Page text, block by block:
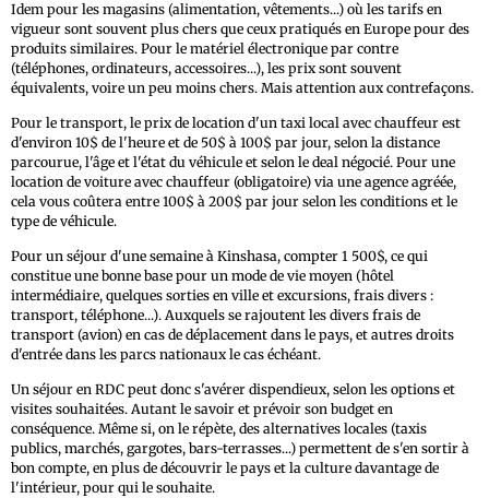
Idem pour les magasins (alimentation, vêtements...) où les tarifs en
vigueur sont souvent plus chers que ceux pratiqués en Europe pour des
produits similaires. Pour le matériel électronique par contre
(téléphones, ordinateurs, accessoires...), les prix sont souvent
équivalents, voire un peu moins chers. Mais attention aux contrefaçons.
Pour le transport, le prix de location d'un taxi local avec chauffeur est
d'environ 10$ de l'heure et de 50$ à 100$ par jour, selon la distance
parcourue, l'âge et l'état du véhicule et selon le deal négocié. Pour une
location de voiture avec chauffeur (obligatoire) via une agence agréée,
cela vous coûtera entre 100$ à 200$ par jour selon les conditions et le
type de véhicule.
Pour un séjour d'une semaine à Kinshasa, compter 1 500$, ce qui
constitue une bonne base pour un mode de vie moyen (hôtel
intermédiaire, quelques sorties en ville et excursions, frais divers :
transport, téléphone...). Auxquels se rajoutent les divers frais de
transport (avion) en cas de déplacement dans le pays, et autres droits
d'entrée dans les parcs nationaux le cas échéant.
Un séjour en RDC peut donc s'avérer dispendieux, selon les options et
visites souhaitées. Autant le savoir et prévoir son budget en
conséquence. Même si, on le répète, des alternatives locales (taxis
publics, marchés, gargotes, bars-terrasses...) permettent de s'en sortir à
bon compte, en plus de découvrir le pays et la culture davantage de
l'intérieur, pour qui le souhaite.